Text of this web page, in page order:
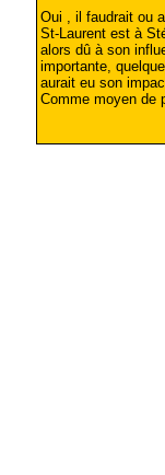
Oui , il faudrait ou
St-Laurent est à
alors dû à son
importante,
aurait eu son
Comme moyen de